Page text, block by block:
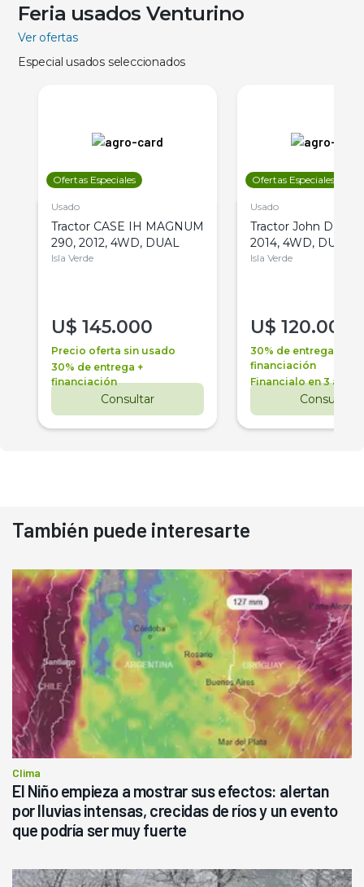
Feria usados Venturino
Ver ofertas
Especial usados seleccionados
Ofertas Especiales
Usado
Tractor CASE IH MAGNUM
290, 2012, 4WD, DUAL
Isla Verde
U$ 145.000
Precio oferta sin usado
30% de entrega +
financiación
Consultar
Ofertas Especiales
Usado
Tractor John Deere
2014, 4WD, DUAL
Isla Verde
U$ 120.000
30% de entrega +
financiación
Financialo en 3 años
Consultar
También puede interesarte
Clima
El Niño empieza a mostrar sus efectos: alertan
por lluvias intensas, crecidas de ríos y un evento
que podría ser muy fuerte